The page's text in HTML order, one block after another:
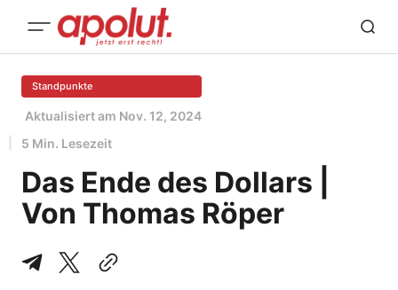
Standpunkte
Aktualisiert am Nov. 12, 2024
5 Min. Lesezeit
Das Ende des Dollars |
Von Thomas Röper